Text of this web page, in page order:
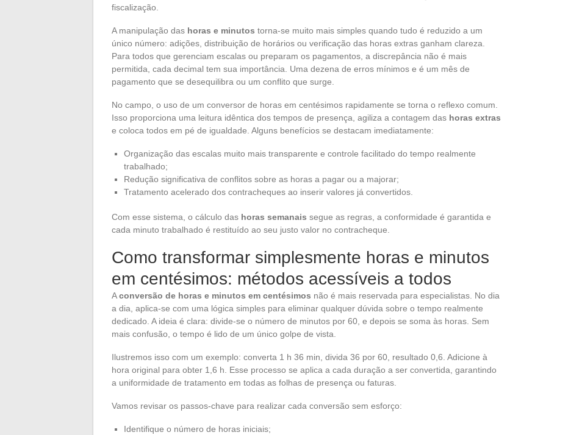
fiscalização.
A manipulação das horas e minutos torna-se muito mais simples quando tudo é reduzido a um
único número: adições, distribuição de horários ou verificação das horas extras ganham clareza.
Para todos que gerenciam escalas ou preparam os pagamentos, a discrepância não é mais
permitida, cada decimal tem sua importância. Uma dezena de erros mínimos e é um mês de
pagamento que se desequilibra ou um conflito que surge.
No campo, o uso de um conversor de horas em centésimos rapidamente se torna o reflexo comum.
Isso proporciona uma leitura idêntica dos tempos de presença, agiliza a contagem das horas extras
e coloca todos em pé de igualdade. Alguns benefícios se destacam imediatamente:
Organização das escalas muito mais transparente e controle facilitado do tempo realmente
trabalhado;
Redução significativa de conflitos sobre as horas a pagar ou a majorar;
Tratamento acelerado dos contracheques ao inserir valores já convertidos.
Com esse sistema, o cálculo das horas semanais segue as regras, a conformidade é garantida e
cada minuto trabalhado é restituído ao seu justo valor no contracheque.
Como transformar simplesmente horas e minutos
em centésimos: métodos acessíveis a todos
Aconversão de horas e minutos em centésimos não é mais reservada para especialistas. No dia
a dia, aplica-se com uma lógica simples para eliminar qualquer dúvida sobre o tempo realmente
dedicado. A ideia é clara: divide-se o número de minutos por 60, e depois se soma às horas. Sem
mais confusão, o tempo é lido de um único golpe de vista.
Ilustremos isso com um exemplo: converta 1 h 36 min, divida 36 por 60, resultado 0,6. Adicione à
hora original para obter 1,6 h. Esse processo se aplica a cada duração a ser convertida, garantindo
a uniformidade de tratamento em todas as folhas de presença ou faturas.
Vamos revisar os passos-chave para realizar cada conversão sem esforço:
Identifique o número de horas iniciais;